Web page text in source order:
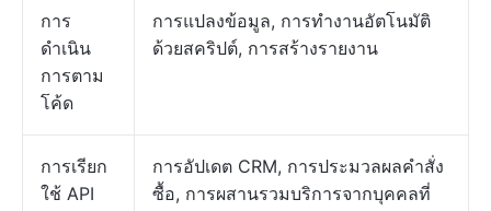
การ
ดำเนิน
การตาม
โค้ด
การแปลงข้อมูล, การทำงานอัตโนมัติ
ด้วยสคริปต์, การสร้างรายงาน
การเรียก
ใช้ API
การอัปเดต CRM, การประมวลผลคำสั่ง
ซื้อ, การผสานรวมบริการจากบุคคลที่